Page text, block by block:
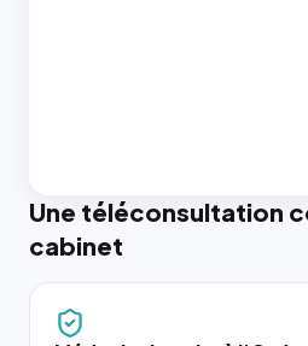
Une téléconsultation
cabinet